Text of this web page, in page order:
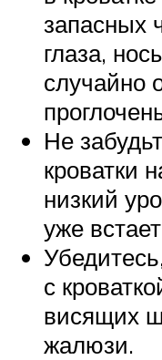
запасных
глаза,
случайно
Не
кроватки
низкий
уже
с
висящих
жалюзи.